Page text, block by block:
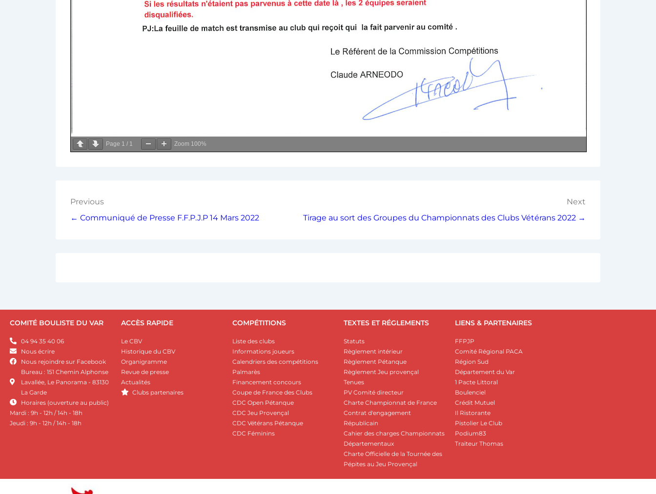
Page 1 / 1 Zoom 100%
Previous
← Communiqué de Presse F.F.P.J.P 14 Mars 2022
Next
Tirage au sort des Groupes du Championnats des Clubs Vétérans 2022 →
COMITÉ BOULISTE DU VAR
04 94 35 40 06
Nous écrire
Nous rejoindre sur Facebook
Bureau : 151 Chemin Alphonse
Lavallée, Le Panorama - 83130
La Garde
Horaires (ouverture au public)
Mardi : 9h - 12h / 14h - 18h
Jeudi : 9h - 12h / 14h - 18h
ACCÈS RAPIDE
Le CBV
Historique du CBV
Organigramme
Revue de presse
Actualités
Clubs partenaires
COMPÉTITIONS
Liste des clubs
Informations joueurs
Calendriers des compétitions
Palmarès
Financement concours
Coupe de France des Clubs
CDC Open Pétanque
CDC Jeu Provençal
CDC Vétérans Pétanque
CDC Féminins
TEXTES ET RÉGLEMENTS
Statuts
Règlement intérieur
Règlement Pétanque
Règlement Jeu provençal
Tenues
PV Comité directeur
Charte Championnat de France
Contrat d'engagement
Républicain
Cahier des charges Championnats
Départementaux
Charte Officielle de la Tournée des
Pépites au Jeu Provençal
LIENS & PARTENAIRES
FFPJP
Comité Régional PACA
Région Sud
Département du Var
1 Pacte Littoral
Boulenciel
Crédit Mutuel
Il Ristorante
Pistolier Le Club
Podium83
Traiteur Thomas